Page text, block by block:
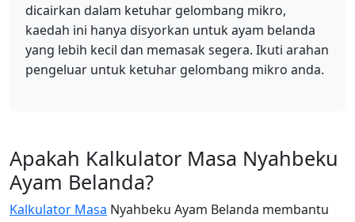
dicairkan dalam ketuhar gelombang mikro,
kaedah ini hanya disyorkan untuk ayam belanda
yang lebih kecil dan memasak segera. Ikuti arahan
pengeluar untuk ketuhar gelombang mikro anda.
Apakah Kalkulator Masa Nyahbeku
Ayam Belanda?
Kalkulator Masa Nyahbeku Ayam Belanda membantu